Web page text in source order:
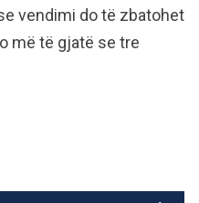
vendimi do të zbatohet
më të gjatë se tre